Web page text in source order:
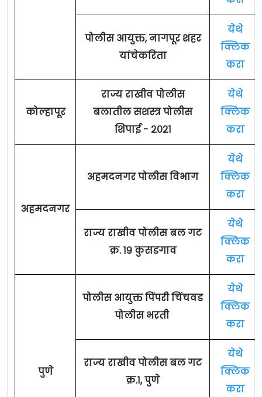
पोलीस आयुक्त, नागपूर शहर
यांचेकरिता
येथे
क्लिक
करा
कोल्हापूर
राज्य राखीव पोलीस
बलातील सशस्त्र पोलीस
शिपाई - २०२१
येथे
क्लिक
करा
अहमदनगर
अहमदनगर पोलीस विभाग
येथे
क्लिक
करा
राज्य राखीव पोलीस बल गट
क्र. १९ कुसडगाव
येथे
क्लिक
करा
पुणे
पोलीस आयुक्त पिंपरी चिंचवड
पोलीस भरती
येथे
क्लिक
करा
राज्य राखीव पोलीस बल गट
क्र.१, पुणे
येथे
क्लिक
करा